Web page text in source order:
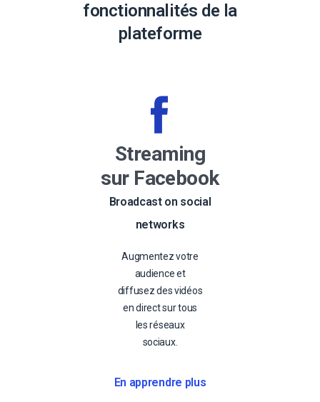
fonctionnalités de la
plateforme
Streaming
sur Facebook
Broadcast on social
networks
Augmentez votre
audience et
diffusez des vidéos
en direct sur tous
les réseaux
sociaux.
En apprendre plus